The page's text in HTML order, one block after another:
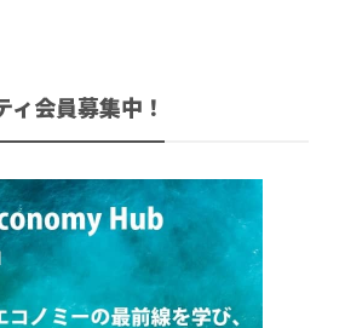
ィ会員募集中！